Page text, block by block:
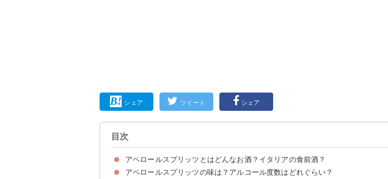
シェア ツイート シェア
目次
アペロールスプリッツとはどんなお酒？イタリアの食前酒？
アぺロールとはイタリア発祥のリキュール
アぺロールスプリッツとはリキュール「アペロール」に白ワインや炭酸水を加えたカクテル
アぺロールとカンパリの違い
アペロールスプリッツの味は？アルコール度数はどれぐらい？